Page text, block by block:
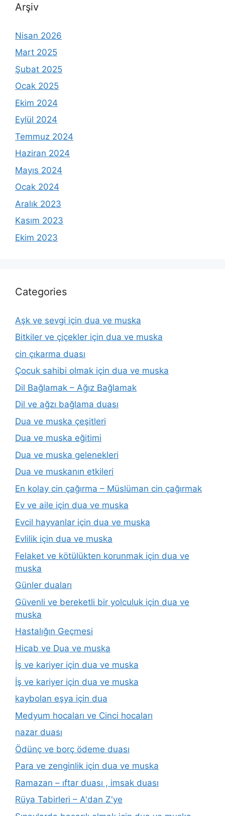
Arşiv
Nisan 2026
Mart 2025
Şubat 2025
Ocak 2025
Ekim 2024
Eylül 2024
Temmuz 2024
Haziran 2024
Mayıs 2024
Ocak 2024
Aralık 2023
Kasım 2023
Ekim 2023
Categories
Aşk ve sevgi için dua ve muska
Bitkiler ve çiçekler için dua ve muska
cin çıkarma duası
Çocuk sahibi olmak için dua ve muska
Dil Bağlamak – Ağız Bağlamak
Dil ve ağzı bağlama duası
Dua ve muska çeşitleri
Dua ve muska eğitimi
Dua ve muska gelenekleri
Dua ve muskanın etkileri
En kolay cin çağırma – Müslüman cin çağırmak
Ev ve aile için dua ve muska
Evcil hayvanlar için dua ve muska
Evlilik için dua ve muska
Felaket ve kötülükten korunmak için dua ve
muska
Günler duaları
Güvenli ve bereketli bir yolculuk için dua ve
muska
Hastalığın Geçmesi
Hicab ve Dua ve muska
İş ve kariyer için dua ve muska
İş ve kariyer için dua ve muska
kaybolan eşya için dua
Medyum hocaları ve Cinci hocaları
nazar duası
Ödünç ve borç ödeme duası
Para ve zenginlik için dua ve muska
Ramazan – ıftar duası , imsak duası
Rüya Tabirleri – A'dan Z'ye